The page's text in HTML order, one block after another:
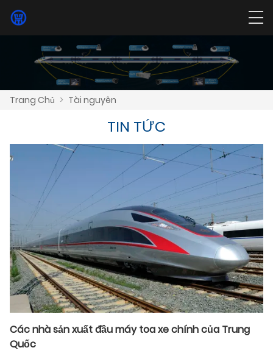
Trang Chủ > Tài nguyên
TIN TỨC
Các nhà sản xuất đầu máy toa xe chính của Trung
Quốc